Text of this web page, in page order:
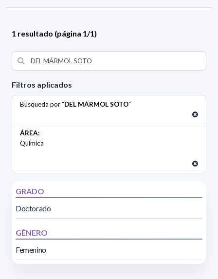
Filtros aplicados
Búsqueda por "DEL MÁRMOL SOTO"
ÁREA:
Química
GRADO
Doctorado
GÉNERO
Femenino
1 resultado (página 1/1)